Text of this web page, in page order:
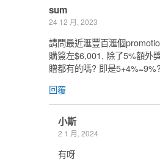
sum
24 12 月, 2023
請問最近滙豐百滙個
購簽左$6,001, 除了5%額外
贈都有的嗎? 即是
回覆
小斯
2 1 月, 2024
有呀